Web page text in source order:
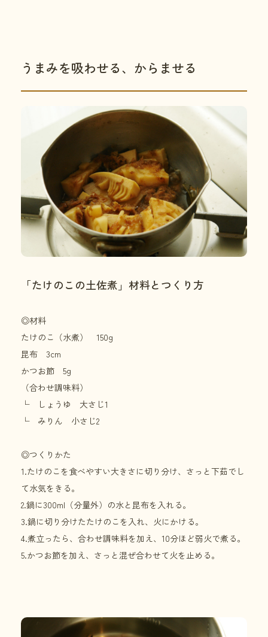
うまみを吸わせる、からませる
「たけのこの土佐煮」材料とつくり方
◎材料
たけのこ（水煮） 150g
昆布 3cm
かつお節 5g
（合わせ調味料）
└ しょうゆ 大さじ1
└ みりん 小さじ2
◎つくりかた
1.たけのこを食べやすい大きさに切り分け、さっと下茹でし
て水気をきる。
2.鍋に300ml（分量外）の水と昆布を入れる。
3.鍋に切り分けたたけのこを入れ、火にかける。
4.煮立ったら、合わせ調味料を加え、10分ほど弱火で煮る。
5.かつお節を加え、さっと混ぜ合わせて火を止める。